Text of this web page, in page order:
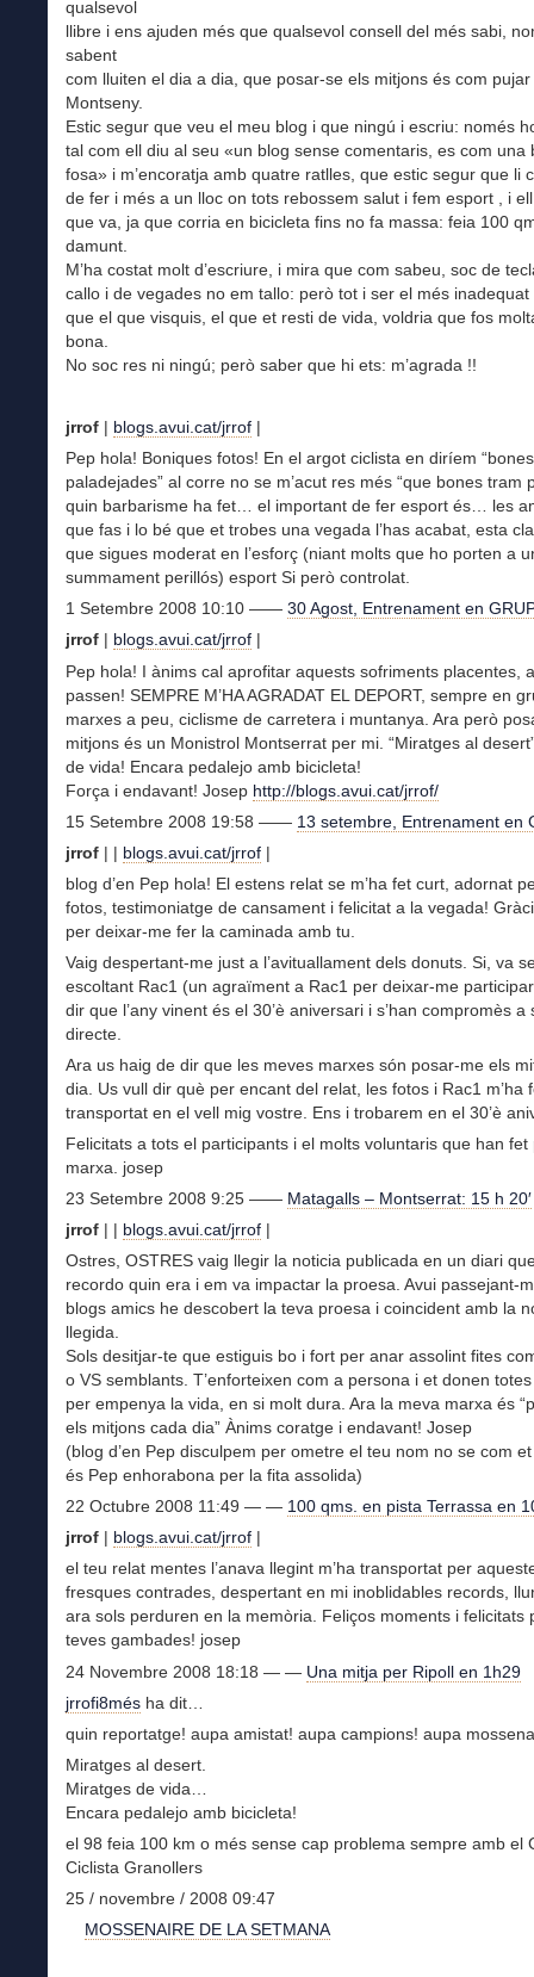
qualsevol
llibre i ens ajuden més que qualsevol consell del més sabi,
sabent
com lluiten el dia a dia, que posar-se els mitjons és com pujar
Montseny.
Estic segur que veu el meu blog i que ningú i escriu: només
tal com ell diu al seu «un blog sense comentaris, es com una
fosa» i m’encoratja amb quatre ratlles, que estic segur que li
de fer i més a un lloc on tots rebossem salut i fem esport , i
que va, ja que corria en bicicleta fins no fa massa: feia 100
damunt.
M’ha costat molt d’escriure, i mira que com sabeu, soc de
callo i de vegades no em tallo: però tot i ser el més inadequat
que el que visquis, el que et resti de vida, voldria que fos
bona.
No soc res ni ningú; però saber que hi ets: m’agrada !!
jrrof | blogs.avui.cat/jrrof |
Pep hola! Boniques fotos! En el argot ciclista en diríem “bones
paladejades” al corre no se m’acut res més “que bones tram
quin barbarisme ha fet… el important de fer esport és… les
que fas i lo bé que et trobes una vegada l’has acabat, esta
que sigues moderat en l’esforç (niant molts que ho porten a
summament perillós) esport Si però controlat.
1 Setembre 2008 10:10 —— 30 Agost, Entrenament en
jrrof | blogs.avui.cat/jrrof |
Pep hola! I ànims cal aprofitar aquests sofriments placentes,
passen! SEMPRE M’HA AGRADAT EL DEPORT, sempre en
marxes a peu, ciclisme de carretera i muntanya. Ara però
mitjons és un Monistrol Montserrat per mi. “Miratges al
de vida! Encara pedalejo amb bicicleta!
Força i endavant! Josep http://blogs.avui.cat/jrrof/
15 Setembre 2008 19:58 —— 13 setembre, Entrenament en
jrrof | | blogs.avui.cat/jrrof |
blog d’en Pep hola! El estens relat se m’ha fet curt, adornat
fotos, testimoniatge de cansament i felicitat a la vegada!
per deixar-me fer la caminada amb tu.
Vaig despertant-me just a l’avituallament dels donuts. Si, va
escoltant Rac1 (un agraïment a Rac1 per deixar-me
dir que l’any vinent és el 30’è aniversari i s’han compromès a
directe.
Ara us haig de dir que les meves marxes són posar-me els
dia. Us vull dir què per encant del relat, les fotos i Rac1 m’ha
transportat en el vell mig vostre. Ens i trobarem en el 30’è
Felicitats a tots el participants i el molts voluntaris que han fet
marxa. josep
23 Setembre 2008 9:25 —— Matagalls – Montserrat: 15 h 20′
jrrof | | blogs.avui.cat/jrrof |
Ostres, OSTRES vaig llegir la noticia publicada en un diari
recordo quin era i em va impactar la proesa. Avui passejant-
blogs amics he descobert la teva proesa i coincident amb la
llegida.
Sols desitjar-te que estiguis bo i fort per anar assolint fites
o VS semblants. T’enforteixen com a persona i et donen
per empenya la vida, en si molt dura. Ara la meva marxa és
els mitjons cada dia” Ànims coratge i endavant! Josep
(blog d’en Pep disculpem per ometre el teu nom no se com
és Pep enhorabona per la fita assolida)
22 Octubre 2008 11:49 — — 100 qms. en pista Terrassa en
jrrof | blogs.avui.cat/jrrof |
el teu relat mentes l’anava llegint m’ha transportat per
fresques contrades, despertant en mi inoblidables records,
ara sols perduren en la memòria. Feliços moments i felicitats
teves gambades! josep
24 Novembre 2008 18:18 — — Una mitja per Ripoll en 1h29
jrrofi8més ha dit…
quin reportatge! aupa amistat! aupa campions! aupa
Miratges al desert.
Miratges de vida…
Encara pedalejo amb bicicleta!
el 98 feia 100 km o més sense cap problema sempre amb el
Ciclista Granollers
25 / novembre / 2008 09:47
MOSSENAIRE DE LA SETMANA